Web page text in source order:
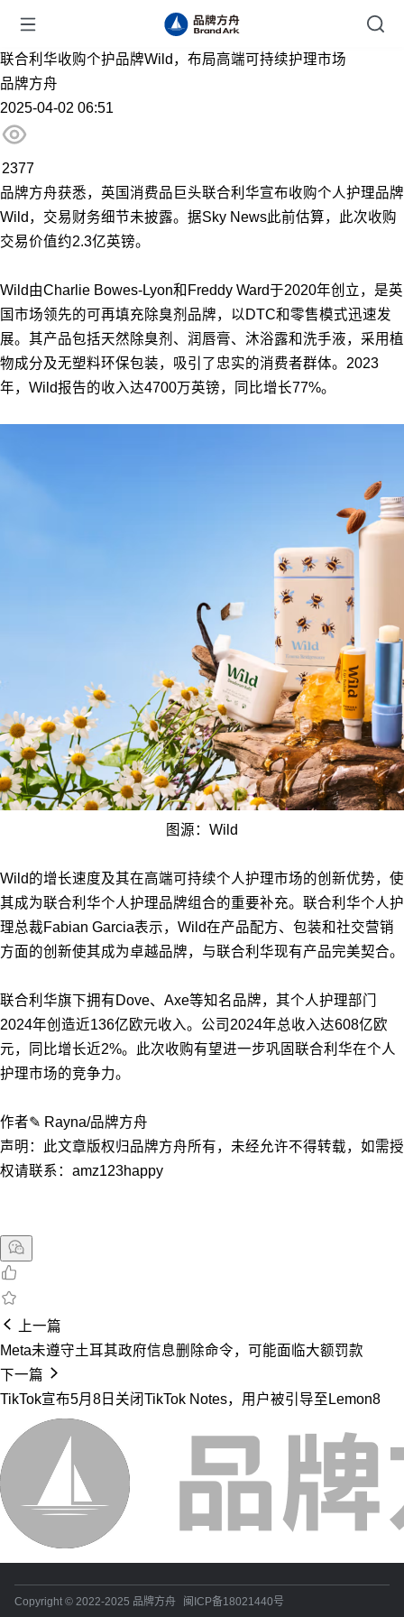
联合利华收购个护品牌Wild，布局高端可持续护理市场
品牌方舟
2025-04-02 06:51
2377
品牌方舟获悉，英国消费品巨头联合利华宣布收购个人护理品牌
Wild，交易财务细节未披露。据Sky News此前估算，此次收购
交易价值约2.3亿英镑。
Wild由Charlie Bowes-Lyon和Freddy Ward于2020年创立，是英
国市场领先的可再填充除臭剂品牌，以DTC和零售模式迅速发
展。其产品包括天然除臭剂、润唇膏、沐浴露和洗手液，采用植
物成分及无塑料环保包装，吸引了忠实的消费者群体。2023
年，Wild报告的收入达4700万英镑，同比增长77%。
图源：Wild
Wild的增长速度及其在高端可持续个人护理市场的创新优势，使
其成为联合利华个人护理品牌组合的重要补充。联合利华个人护
理总裁Fabian Garcia表示，Wild在产品配方、包装和社交营销
方面的创新使其成为卓越品牌，与联合利华现有产品完美契合。
联合利华旗下拥有Dove、Axe等知名品牌，其个人护理部门
2024年创造近136亿欧元收入。公司2024年总收入达608亿欧
元，同比增长近2%。此次收购有望进一步巩固联合利华在个人
护理市场的竞争力。
作者✎ Rayna/品牌方舟
声明：此文章版权归品牌方舟所有，未经允许不得转载，如需授
权请联系：amz123happy
上一篇
Meta未遵守土耳其政府信息删除命令，可能面临大额罚款
下一篇
TikTok宣布5月8日关闭TikTok Notes，用户被引导至Lemon8
Copyright © 2022-2025 品牌方舟 闽ICP备18021440号